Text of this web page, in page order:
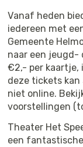
Vanaf heden
iedereen met
Gemeente
naar een jeugd-
€2,- per kaartje,
deze tickets kan
niet online.
voorstellingen
Theater Het
een